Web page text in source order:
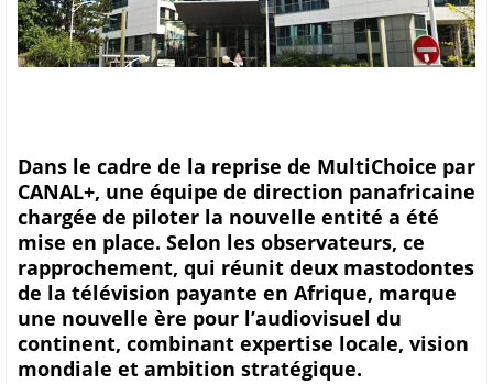
Dans le cadre de la reprise de MultiChoice par
CANAL+, une équipe de direction panafricaine
chargée de piloter la nouvelle entité a été
mise en place. Selon les observateurs, ce
rapprochement, qui réunit deux mastodontes
de la télévision payante en Afrique, marque
une nouvelle ère pour l’audiovisuel du
continent, combinant expertise locale, vision
mondiale et ambition stratégique.